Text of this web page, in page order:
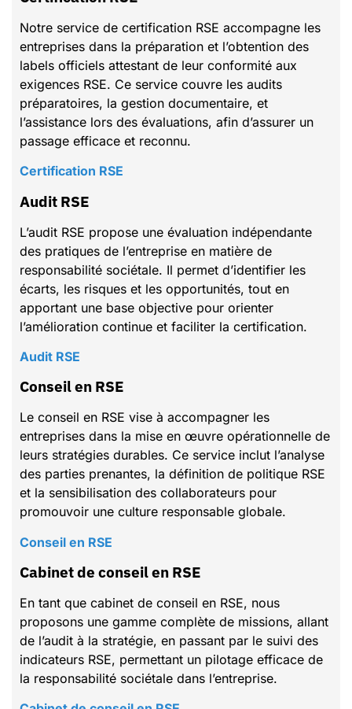
Notre service de certification RSE accompagne les
entreprises dans la préparation et l’obtention des
labels officiels attestant de leur conformité aux
exigences RSE. Ce service couvre les audits
préparatoires, la gestion documentaire, et
l’assistance lors des évaluations, afin d’assurer un
passage efficace et reconnu.
Certification RSE
Audit RSE
L’audit RSE propose une évaluation indépendante
des pratiques de l’entreprise en matière de
responsabilité sociétale. Il permet d’identifier les
écarts, les risques et les opportunités, tout en
apportant une base objective pour orienter
l’amélioration continue et faciliter la certification.
Audit RSE
Conseil en RSE
Le conseil en RSE vise à accompagner les
entreprises dans la mise en œuvre opérationnelle de
leurs stratégies durables. Ce service inclut l’analyse
des parties prenantes, la définition de politique RSE
et la sensibilisation des collaborateurs pour
promouvoir une culture responsable globale.
Conseil en RSE
Cabinet de conseil en RSE
En tant que cabinet de conseil en RSE, nous
proposons une gamme complète de missions, allant
de l’audit à la stratégie, en passant par le suivi des
indicateurs RSE, permettant un pilotage efficace de
la responsabilité sociétale dans l’entreprise.